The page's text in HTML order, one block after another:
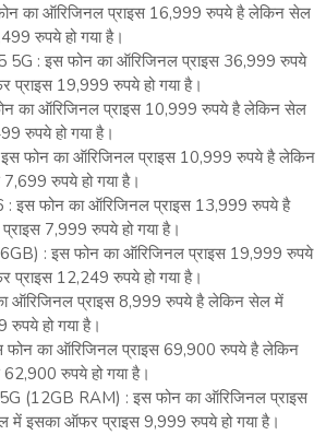
का ऑरिजिनल प्राइस 16,999 रुपये है लेकिन सेल
रुपये हो गया है।
: इस फोन का ऑरिजिनल प्राइस 36,999 रुपये
19,999 रुपये हो गया है।
का ऑरिजिनल प्राइस 10,999 रुपये है लेकिन सेल
रुपये हो गया है।
फोन का ऑरिजिनल प्राइस 10,999 रुपये है लेकिन
रुपये हो गया है।
इस फोन का ऑरिजिनल प्राइस 13,999 रुपये है
7,999 रुपये हो गया है।
: इस फोन का ऑरिजिनल प्राइस 19,999 रुपये
12,249 रुपये हो गया है।
ऑरिजिनल प्राइस 8,999 रुपये है लेकिन सेल में
हो गया है।
का ऑरिजिनल प्राइस 69,900 रुपये है लेकिन
रुपये हो गया है।
(12GB RAM) : इस फोन का ऑरिजिनल प्राइस
इसका ऑफर प्राइस 9,999 रुपये हो गया है।